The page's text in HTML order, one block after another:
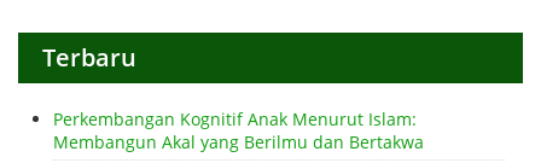
Terbaru
Perkembangan Kognitif Anak Menurut Islam:
Membangun Akal yang Berilmu dan Bertakwa